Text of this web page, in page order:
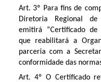
Art. 3º Para fins de
Diretoria Regional de
emitirá “Certificado de
que reabilitará a
parceria com a
conformidade das
Art. 4º O Certificado